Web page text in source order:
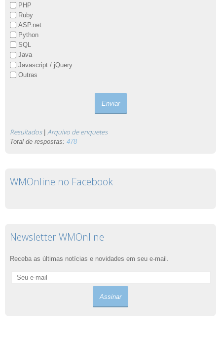
PHP
Ruby
ASP.net
Python
SQL
Java
Javascript / jQuery
Outras
Resultados| Arquivo de enquetes
Total de respostas: 478
WMOnline no Facebook
Newsletter WMOnline
Receba as últimas notícias e novidades em seu e-mail.